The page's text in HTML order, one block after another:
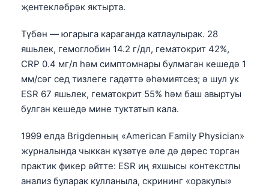
җентекләбрәк яктырта.
Түбән — югарыга караганда катлаулырак. 28
яшьлек, гемоглобин 14.2 г/дл, гематокрит 42%,
CRP 0.4 мг/л һәм симптомнары булмаган кешедә 1
мм/сәг сед тизлеге гадәттә әһәмиятсез; ә шул ук
ESR 67 яшьлек, гематокрит 55% һәм баш авыртуы
булган кешедә мине туктатып кала.
1999 елда Brigdenның «American Family Physician»
журналында чыккан күзәтүе әле дә дөрес торган
практик фикер әйтте: ESR иң яхшысы контекстлы
анализ буларак кулланыла, скрининг «оракулы»